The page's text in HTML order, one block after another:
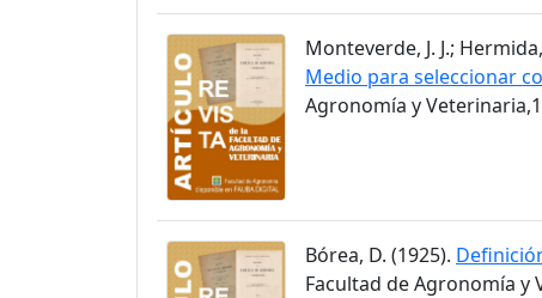
Monteverde, J. J.;
Medio para seleccionar
Agronomía y
Bórea, D. (1925).
Facultad de Agronomía y